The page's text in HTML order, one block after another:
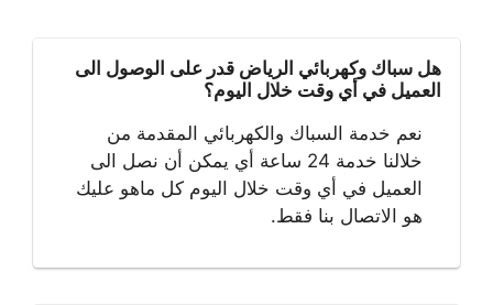
هل سباك وكهربائي الرياض قدر على الوصول الى
العميل في أي وقت خلال اليوم؟
نعم خدمة السباك والكهربائي المقدمة من
خلالنا خدمة 24 ساعة أي يمكن أن نصل الى
العميل في أي وقت خلال اليوم كل ماهو عليك
هو الاتصال بنا فقط.